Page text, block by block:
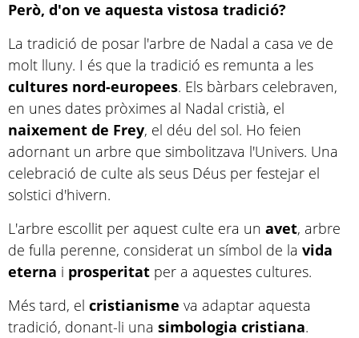
Però, d'on ve aquesta vistosa tradició?
La tradició de posar l'arbre de Nadal a casa ve de
molt lluny. I és que la tradició es remunta a les
cultures nord-europees. Els bàrbars celebraven,
en unes dates pròximes al Nadal cristià, el
naixement de Frey, el déu del sol. Ho feien
adornant un arbre que simbolitzava l'Univers. Una
celebració de culte als seus Déus per festejar el
solstici d'hivern.
L'arbre escollit per aquest culte era un avet, arbre
de fulla perenne, considerat un símbol de la vida
eterna i prosperitat per a aquestes cultures.
Més tard, el cristianisme va adaptar aquesta
tradició, donant-li una simbologia cristiana.